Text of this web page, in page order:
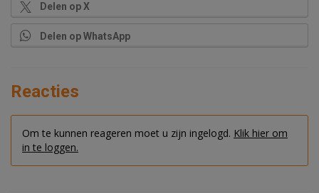
Delen op X
Delen op WhatsApp
Reacties
Om te kunnen reageren moet u zijn ingelogd. Klik hier om
in te loggen.